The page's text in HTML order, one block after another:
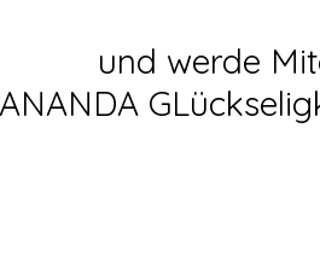
und werde
ANANDA